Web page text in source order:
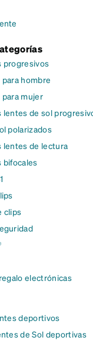
progresivos
hombre
mujer
lentes de sol
polarizados
lentes de lectura
bifocales
clips
electrónicas
deportivos
de Sol deportivas